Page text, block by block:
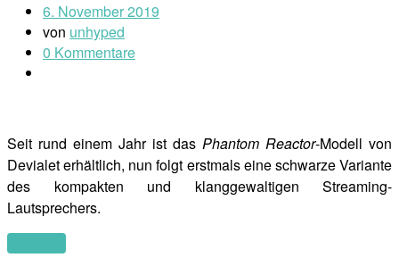
6. November 2019
von unhyped
0 Kommentare
Seit rund einem Jahr ist das Phantom Reactor-Modell von
Devialet erhältlich, nun folgt erstmals eine schwarze Variante
des kompakten und klanggewaltigen Streaming-
Lautsprechers.